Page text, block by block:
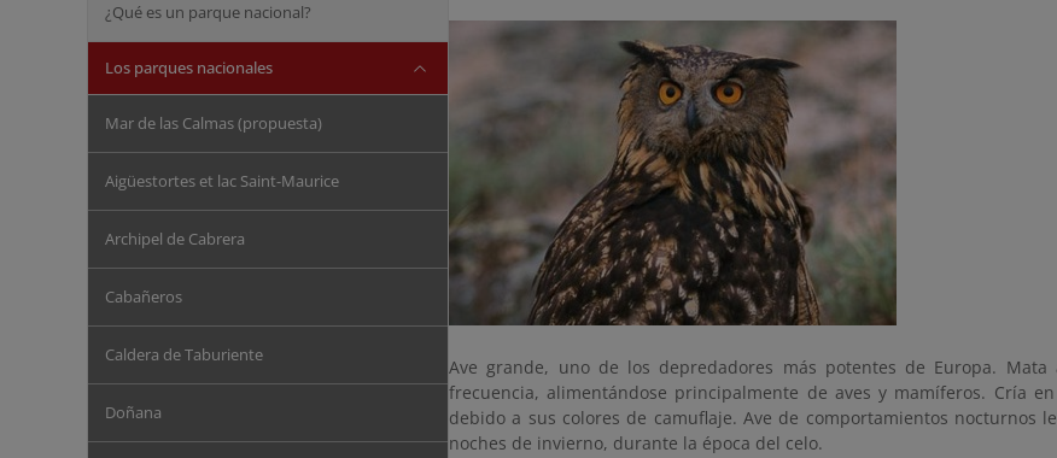
¿Qué es un parque nacional?
Los parques nacionales
Mar de las Calmas (propuesta)
Aigüestortes et lac Saint-Maurice
Archipel de Cabrera
Cabañeros
Caldera de Taburiente
Doñana
Ave grande, uno de los depredadores más potentes de Europa. Mata
frecuencia, alimentándose principalmente de aves y mamíferos. Cría
debido a sus colores de camuflaje. Ave de comportamientos nocturnos
noches de invierno, durante la época del celo.